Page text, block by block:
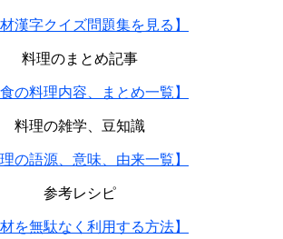
材漢字クイズ問題集を見る】
料理のまとめ記事
食の料理内容、まとめ一覧】
料理の雑学、豆知識
理の語源、意味、由来一覧】
参考レシピ
材を無駄なく利用する方法】